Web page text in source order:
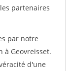
partenaires
par notre
à Geovreisset.
d'une